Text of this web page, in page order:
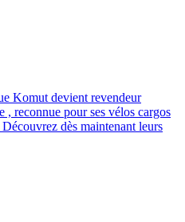
Komut devient revendeur
reconnue pour ses vélos cargos
dès maintenant leurs